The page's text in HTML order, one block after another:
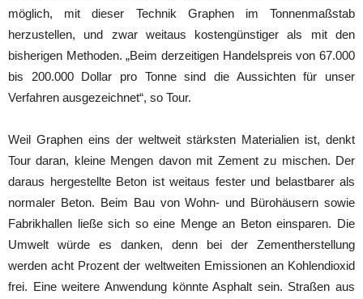
möglich, mit dieser Technik Graphen im Tonnenmaßstab
herzustellen, und zwar weitaus kostengünstiger als mit den
bisherigen Methoden. „Beim derzeitigen Handelspreis von 67.000
bis 200.000 Dollar pro Tonne sind die Aussichten für unser
Verfahren ausgezeichnet“, so Tour.
Weil Graphen eins der weltweit stärksten Materialien ist, denkt
Tour daran, kleine Mengen davon mit Zement zu mischen. Der
daraus hergestellte Beton ist weitaus fester und belastbarer als
normaler Beton. Beim Bau von Wohn- und Bürohäusern sowie
Fabrikhallen ließe sich so eine Menge an Beton einsparen. Die
Umwelt würde es danken, denn bei der Zementherstellung
werden acht Prozent der weltweiten Emissionen an Kohlendioxid
frei. Eine weitere Anwendung könnte Asphalt sein. Straßen aus